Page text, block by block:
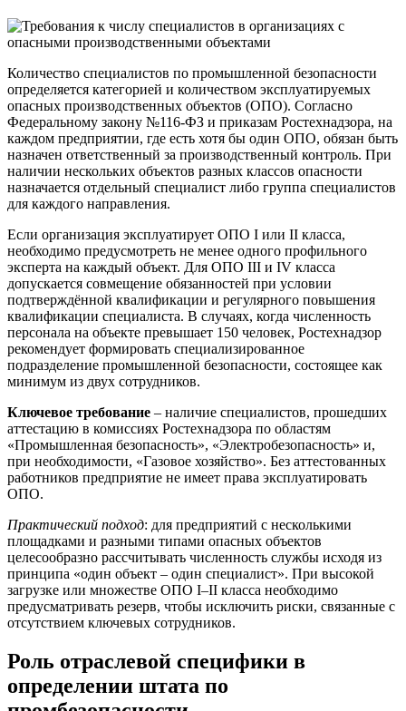
Количество специалистов по промышленной безопасности
определяется категорией и количеством эксплуатируемых
опасных производственных объектов (ОПО). Согласно
Федеральному закону №116-ФЗ и приказам Ростехнадзора, на
каждом предприятии, где есть хотя бы один ОПО, обязан быть
назначен ответственный за производственный контроль. При
наличии нескольких объектов разных классов опасности
назначается отдельный специалист либо группа специалистов
для каждого направления.
Если организация эксплуатирует ОПО I или II класса,
необходимо предусмотреть не менее одного профильного
эксперта на каждый объект. Для ОПО III и IV класса
допускается совмещение обязанностей при условии
подтверждённой квалификации и регулярного повышения
квалификации специалиста. В случаях, когда численность
персонала на объекте превышает 150 человек, Ростехнадзор
рекомендует формировать специализированное
подразделение промышленной безопасности, состоящее как
минимум из двух сотрудников.
Ключевое требование – наличие специалистов, прошедших
аттестацию в комиссиях Ростехнадзора по областям
«Промышленная безопасность», «Электробезопасность» и,
при необходимости, «Газовое хозяйство». Без аттестованных
работников предприятие не имеет права эксплуатировать
ОПО.
Практический подход: для предприятий с несколькими
площадками и разными типами опасных объектов
целесообразно рассчитывать численность службы исходя из
принципа «один объект – один специалист». При высокой
загрузке или множестве ОПО I–II класса необходимо
предусматривать резерв, чтобы исключить риски, связанные с
отсутствием ключевых сотрудников.
Роль отраслевой специфики в
определении штата по